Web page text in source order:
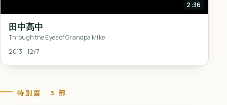
2:36
田中高中
Through the Eyes of Grandpa Mike
2013 · 12/7
特別篇 · 3 部